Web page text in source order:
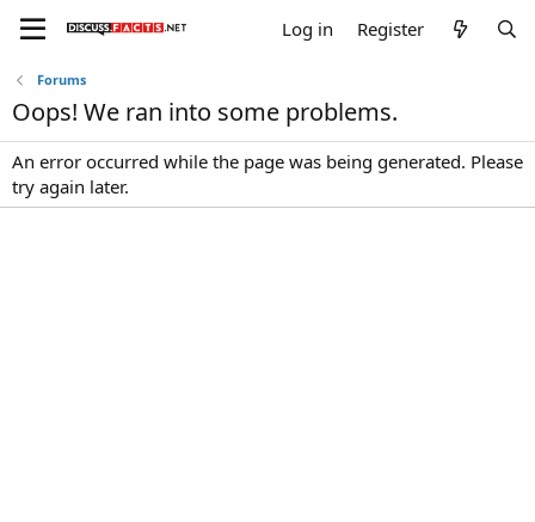
Log in Register
Forums
Oops! We ran into some problems.
An error occurred while the page was being generated. Please
try again later.